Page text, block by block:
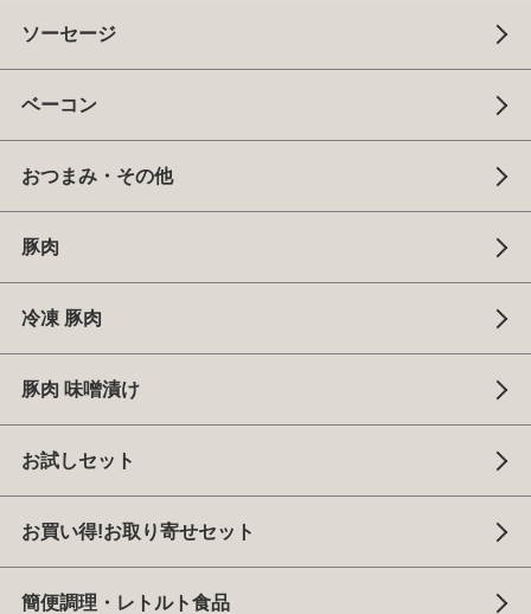
ソーセージ
ベーコン
おつまみ・その他
豚肉
冷凍 豚肉
豚肉 味噌漬け
お試しセット
お買い得!お取り寄せセット
簡便調理・レトルト食品